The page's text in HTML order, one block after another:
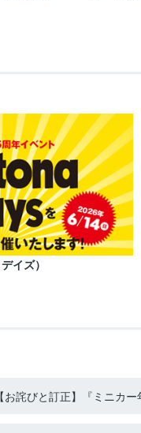
イズ）
お詫びと訂正】『ミニカー